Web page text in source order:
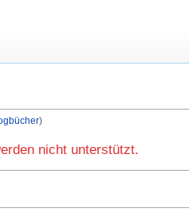
nicht unterstützt.